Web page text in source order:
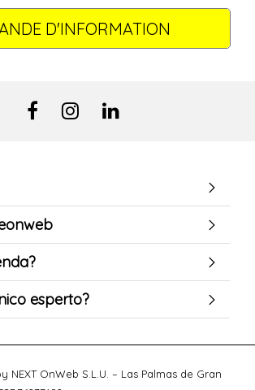
D'INFORMATION
esperto?
NEXT OnWeb S.L.U. – Las Palmas de Gran